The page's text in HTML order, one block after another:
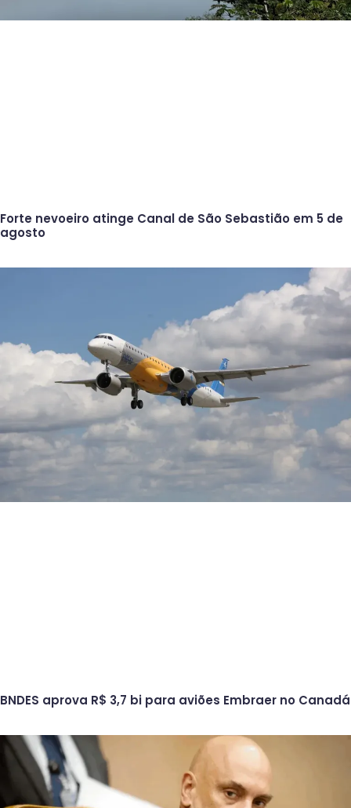
Forte nevoeiro atinge Canal de São Sebastião em 5 de
agosto
BNDES aprova R$ 3,7 bi para aviões Embraer no Canadá